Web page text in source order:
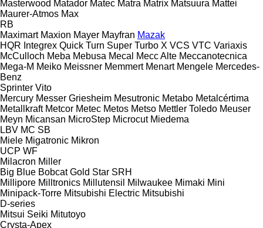
Masterwood Matador Matec Matra Matrix Matsuura Mattei
Maurer-Atmos Max
RB
Maximart Maxion Mayer Mayfran Mazak
HQR Integrex Quick Turn Super Turbo X VCS VTC Variaxis
McCulloch Meba Mebusa Mecal Mecc Alte Meccanotecnica
Mega-M Meiko Meissner Memmert Menart Mengele Mercedes-
Benz
Sprinter Vito
Mercury Messer Griesheim Mesutronic Metabo Metalcértima
Metallkraft Metcor Metec Metos Metso Mettler Toledo Meuser
Meyn Micansan MicroStep Microcut Miedema
LBV MC SB
Miele Migatronic Mikron
UCP WF
Milacron Miller
Big Blue Bobcat Gold Star SRH
Millipore Milltronics Millutensil Milwaukee Mimaki Mini
Minipack-Torre Mitsubishi Electric Mitsubishi
D-series
Mitsui Seiki Mitutoyo
Crysta-Apex